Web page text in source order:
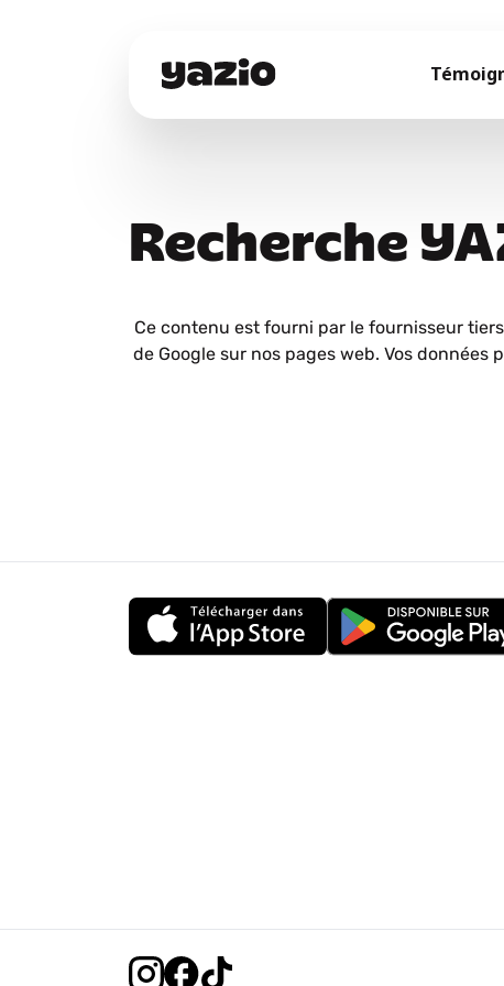
Recherche
Ce contenu est fourni par le fournisseur
de Google sur nos pages web. Vos